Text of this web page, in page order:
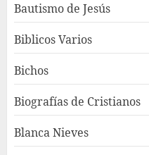
Bautismo de Jesús
Biblicos Varios
Bichos
Biografías de Cristianos
Blanca Nieves